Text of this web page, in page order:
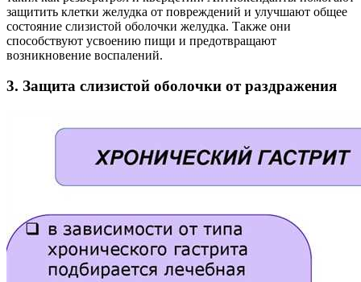
защитить клетки желудка от повреждений и улучшают общее
состояние слизистой оболочки желудка. Также они
способствуют усвоению пищи и предотвращают
возникновение воспалений.
3. Защита слизистой оболочки от раздражения